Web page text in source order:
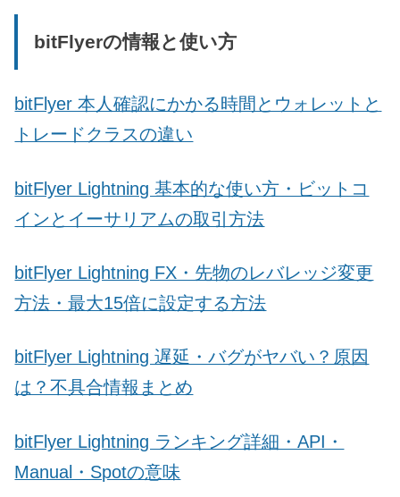
bitFlyerの情報と使い方
bitFlyer 本人確認にかかる時間とウォレットと
トレードクラスの違い
bitFlyer Lightning 基本的な使い方・ビットコ
インとイーサリアムの取引方法
bitFlyer Lightning FX・先物のレバレッジ変更
方法・最大15倍に設定する方法
bitFlyer Lightning 遅延・バグがヤバい？原因
は？不具合情報まとめ
bitFlyer Lightning ランキング詳細・API・
Manual・Spotの意味